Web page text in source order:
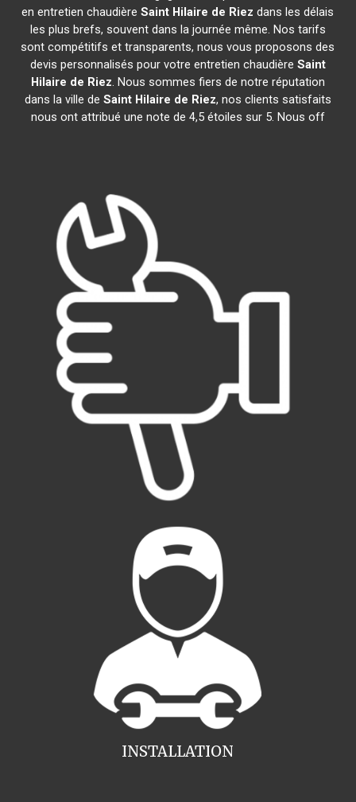
en entretien chaudièreSaint Hilaire de Riez dans les délais
les plus brefs, souvent dans la journée même. Nos tarifs
sont compétitifs et transparents, nous vous proposons des
devis personnalisés pour votre entretien chaudière Saint
Hilaire de Riez. Nous sommes fiers de notre réputation
dans la ville de Saint Hilaire de Riez, nos clients satisfaits
nous ont attribué une note de 4,5 étoiles sur 5. Nous off
INSTALLATION